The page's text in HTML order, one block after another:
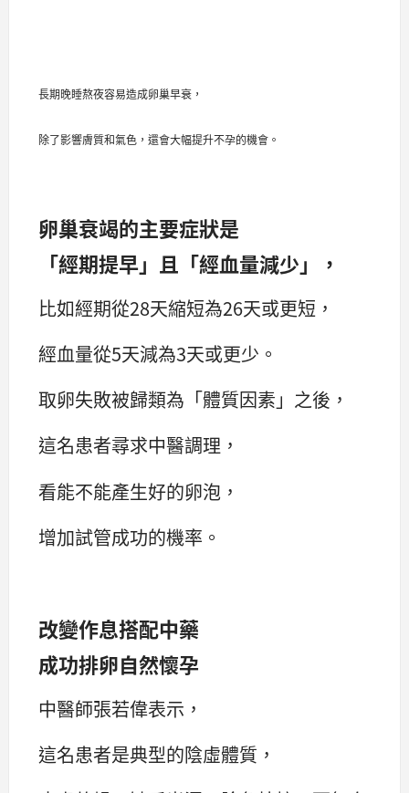
長期晚睡熬夜容易造成卵巢早衰，
除了影響膚質和氣色， 還會大幅提升不孕的機會。
卵巢衰竭的主要症狀是
「經期提早」且「經血量減少」，
比如經期從28天縮短為26天或更短，
經血量從5天減為3天或更少。
取卵失敗被歸類為「體質因素」之後，
這名患者尋求中醫調理，
看能不能產生好的卵泡，
增加試管成功的機率。
改變作息搭配中藥
成功排卵自然懷孕
中醫師張若偉表示，
這名患者是典型的陰虛體質，